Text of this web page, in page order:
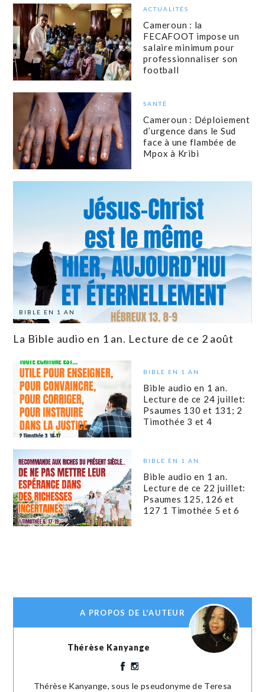
ACTUALITÉS
Cameroun : la
FECAFOOT impose un
salaire minimum pour
professionnaliser son
football
SANTÉ
Cameroun : Déploiement
d’urgence dans le Sud
face à une flambée de
Mpox à Kribi
BIBLE EN 1 AN
La Bible audio en 1 an. Lecture de ce 2 août
BIBLE EN 1 AN
Bible audio en 1 an.
Lecture de ce 24 juillet:
Psaumes 130 et 131; 2
Timothée 3 et 4
BIBLE EN 1 AN
Bible audio en 1 an.
Lecture de ce 22 juillet:
Psaumes 125, 126 et
127 1 Timothée 5 et 6
A PROPOS DE L'AUTEUR
Thérèse Kanyange
Thérèse Kanyange, sous le pseudonyme de Teresa